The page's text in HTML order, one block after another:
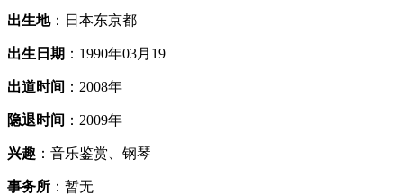
出生地：日本东京都
出生日期 ：1990年03月19
出道时间 ：2008年
隐退时间 ：2009年
兴趣 ：音乐鉴赏、钢琴
事务所 ：暂无